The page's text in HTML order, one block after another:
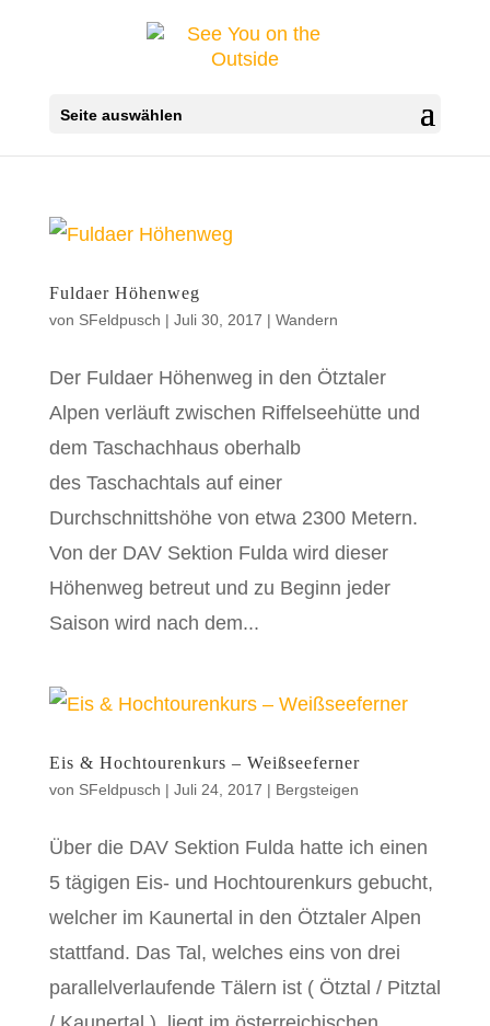
Seite auswählen
Fuldaer Höhenweg
von SFeldpusch | Juli 30, 2017 | Wandern
Der Fuldaer Höhenweg in den Ötztaler
Alpen verläuft zwischen Riffelseehütte und
dem Taschachhaus oberhalb
des Taschachtals auf einer
Durchschnittshöhe von etwa 2300 Metern.
Von der DAV Sektion Fulda wird dieser
Höhenweg betreut und zu Beginn jeder
Saison wird nach dem...
Eis & Hochtourenkurs – Weißseeferner
von SFeldpusch | Juli 24, 2017 | Bergsteigen
Über die DAV Sektion Fulda hatte ich einen
5 tägigen Eis- und Hochtourenkurs gebucht,
welcher im Kaunertal in den Ötztaler Alpen
stattfand. Das Tal, welches eins von drei
parallelverlaufende Tälern ist ( Ötztal / Pitztal